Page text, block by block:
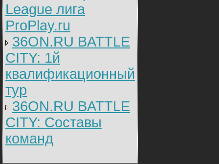
League лига
ProPlay.ru
36ON.RU BATTLE
CITY: 1й
квалификационный
тур
36ON.RU BATTLE
CITY: Составы
команд